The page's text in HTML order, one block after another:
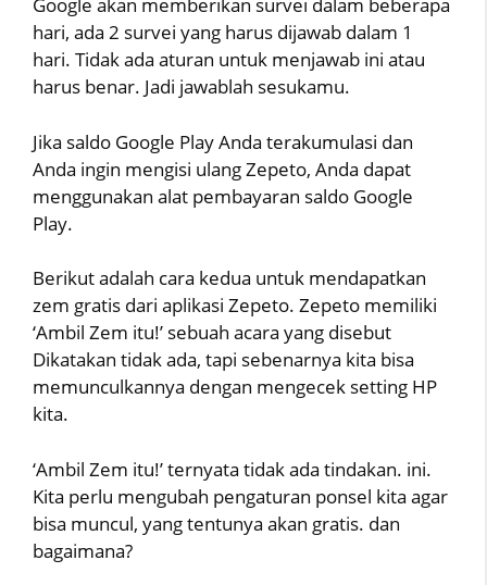
Google akan memberikan survei dalam beberapa
hari, ada 2 survei yang harus dijawab dalam 1
hari. Tidak ada aturan untuk menjawab ini atau
harus benar. Jadi jawablah sesukamu.
Jika saldo Google Play Anda terakumulasi dan
Anda ingin mengisi ulang Zepeto, Anda dapat
menggunakan alat pembayaran saldo Google
Play.
Berikut adalah cara kedua untuk mendapatkan
zem gratis dari aplikasi Zepeto. Zepeto memiliki
‘Ambil Zem itu!’ sebuah acara yang disebut
Dikatakan tidak ada, tapi sebenarnya kita bisa
memunculkannya dengan mengecek setting HP
kita.
‘Ambil Zem itu!’ ternyata tidak ada tindakan. ini.
Kita perlu mengubah pengaturan ponsel kita agar
bisa muncul, yang tentunya akan gratis. dan
bagaimana?